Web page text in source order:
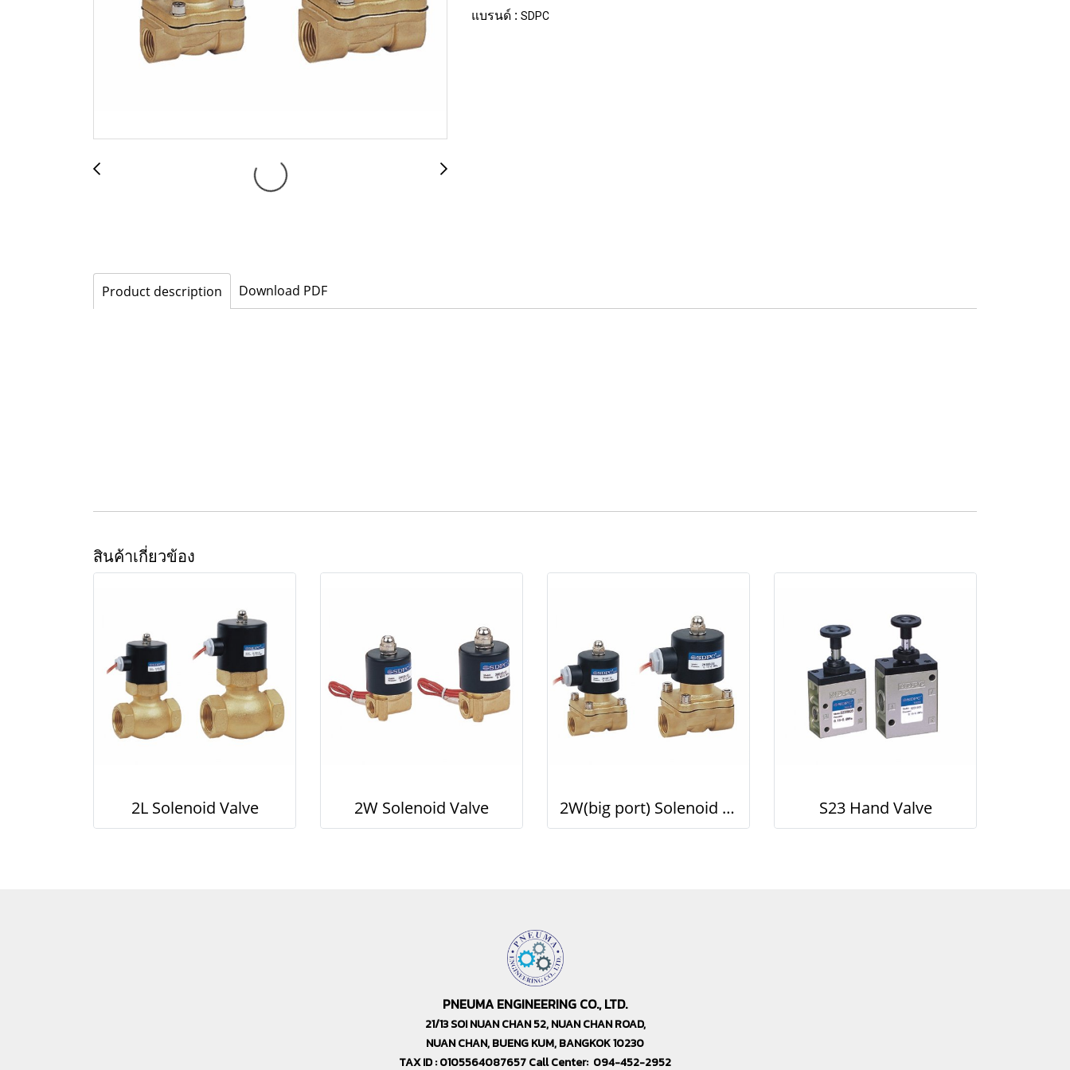
แบรนด์ : SDPC
Product description Download PDF
สินค้าเกี่ยวข้อง
2L Solenoid Valve 2W Solenoid Valve 2W(big port) Solenoid Valve S23 Hand Valve
PNEUMA ENGINEERING CO., LTD.
21/13 SOI NUAN CHAN 52, NUAN CHAN ROAD,
NUAN CHAN, BUENG KUM, BANGKOK 10230
TAX ID : 0105564087657 Call Center: 094-452-2952